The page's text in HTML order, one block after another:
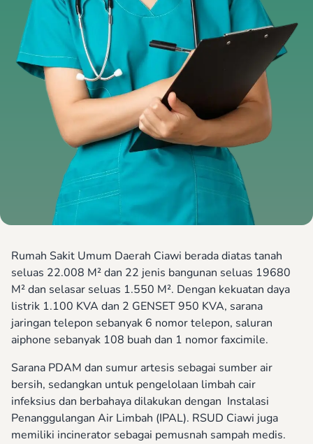
Rumah Sakit Umum Daerah Ciawi berada diatas tanah
seluas 22.008 M² dan 22 jenis bangunan seluas 19680
M² dan selasar seluas 1.550 M². Dengan kekuatan daya
listrik 1.100 KVA dan 2 GENSET 950 KVA, sarana
jaringan telepon sebanyak 6 nomor telepon, saluran
aiphone sebanyak 108 buah dan 1 nomor faxcimile.
Sarana PDAM dan sumur artesis sebagai sumber air
bersih, sedangkan untuk pengelolaan limbah cair
infeksius dan berbahaya dilakukan dengan Instalasi
Penanggulangan Air Limbah (IPAL). RSUD Ciawi juga
memiliki incinerator sebagai pemusnah sampah medis.